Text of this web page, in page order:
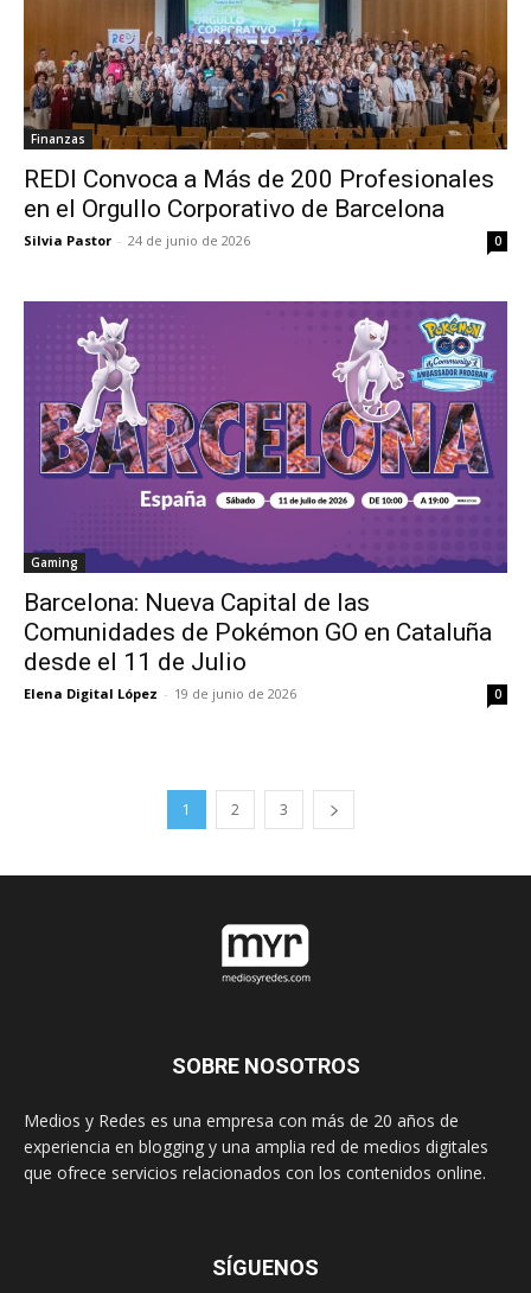
Finanzas
REDI Convoca a Más de 200 Profesionales
en el Orgullo Corporativo de Barcelona
Silvia Pastor - 24 de junio de 2026 0
Gaming
Barcelona: Nueva Capital de las
Comunidades de Pokémon GO en Cataluña
desde el 11 de Julio
Elena Digital López - 19 de junio de 2026 0
1 2 3
SOBRE NOSOTROS
Medios y Redes es una empresa con más de 20 años de
experiencia en blogging y una amplia red de medios digitales
que ofrece servicios relacionados con los contenidos online.
SÍGUENOS